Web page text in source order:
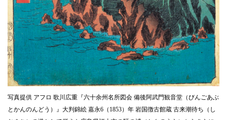
写真提供 アフロ 歌川広重『六十余州名所図会 備後阿武門観音堂（びんごあぶ
とかんのんどう）』大判錦絵 嘉永6（1853）年 岩国徴古館蔵 古来潮待ち（し